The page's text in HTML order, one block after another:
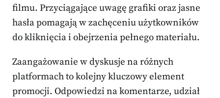
filmu. Przyciągające uwagę grafiki oraz jasne
hasła pomagają w zachęceniu użytkowników
do kliknięcia i obejrzenia pełnego materiału.
Zaangażowanie w dyskusje na różnych
platformach to kolejny kluczowy element
promocji. Odpowiedzi na komentarze, udział